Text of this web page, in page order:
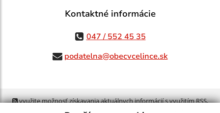
Kontaktné informácie
047 / 552 45 35
podatelna@obecvcelince.sk
využite možnosť získavania aktuálnych informácií s využitím RSS,
CMS systém (redakčný) systém ECHELON 2, Mapa stránok